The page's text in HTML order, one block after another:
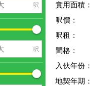
呎
呎
實用面積：
呎價：
呎租：
間格：
入伙年份：
地契年期：